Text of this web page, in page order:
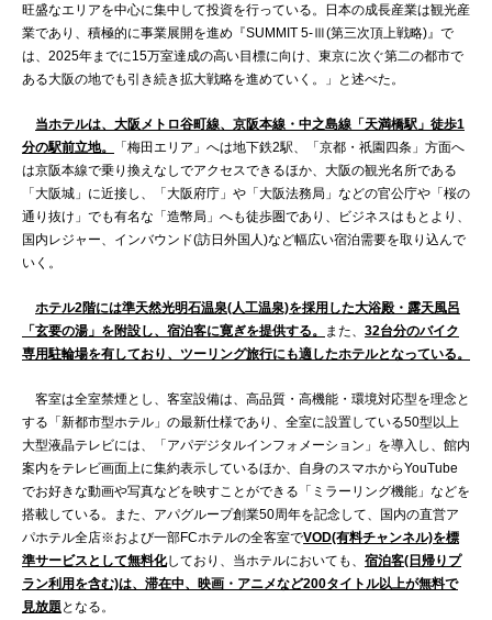
旺盛なエリアを中心に集中して投資を行っている。日本の成長産業は観光産
業であり、積極的に事業展開を進め『SUMMIT 5-Ⅲ(第三次頂上戦略)』で
は、2025年までに15万室達成の高い目標に向け、東京に次ぐ第二の都市で
ある大阪の地でも引き続き拡大戦略を進めていく。」と述べた。
当ホテルは、大阪メトロ谷町線、京阪本線・中之島線「天満橋駅」徒歩1
分の駅前立地。
「梅田エリア」へは地下鉄2駅、「京都・祇園四条」方面へ
は京阪本線で乗り換えなしでアクセスできるほか、大阪の観光名所である
「大阪城」に近接し、「大阪府庁」や「大阪法務局」などの官公庁や「桜の
通り抜け」でも有名な「造幣局」へも徒歩圏であり、ビジネスはもとより、
国内レジャー、インバウンド(訪日外国人)など幅広い宿泊需要を取り込んで
いく。
ホテル2階には準天然光明石温泉(人工温泉)を採用した大浴殿・露天風呂
「玄要の湯」を附設し、宿泊客に寛ぎを提供する。
また、 32台分のバイク
専用駐輪場を有しており、ツーリング旅行にも適したホテルとなっている。
客室は全室禁煙とし、客室設備は、高品質・高機能・環境対応型を理念と
する「新都市型ホテル」の最新仕様であり、全室に設置している50型以上
大型液晶テレビには、「アパデジタルインフォメーション」を導入し、館内
案内をテレビ画面上に集約表示しているほか、自身のスマホからYouTube
でお好きな動画や写真などを映すことができる「ミラーリング機能」などを
搭載している。また、アパグループ創業50周年を記念して、国内の直営ア
パホテル全店※および一部FCホテルの全客室でVOD(有料チャンネル)を標
準サービスとして無料化しており、当ホテルにおいても、 宿泊客(日帰りプ
ラン利用を含む)は、滞在中、映画・アニメなど200タイトル以上が無料で
見放題 となる。